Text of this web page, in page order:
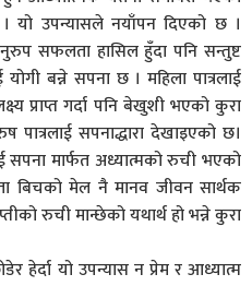
यो उपन्यासले नयाँपन दिएको छ ।
सफलता हासिल हुँदा पनि सन्तुष्ट
बन्ने सपना छ । महिला पात्रलाई
प्राप्त गर्दा पनि बेखुशी भएको कुरा
पात्रलाई सपनाद्धारा देखाइएको छ।
सपना मार्फत अध्यात्मको रुची भएको
बिचको मेल नै मानव जीवन सार्थक
रुची मान्छेको यथार्थ हो भन्ने कुरा
हेर्दा यो उपन्यास न प्रेम र आध्यात्म